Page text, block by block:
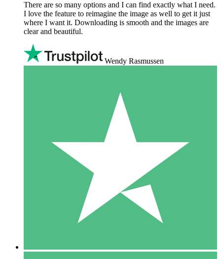
There are so many options and I can find exactly what I need.
I love the feature to reimagine the image as well to get it just
where I want it. Downloading is smooth and the images are
clear and beautiful.
Wendy Rasmussen